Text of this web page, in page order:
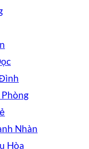
Phòng
Nhàn
Hòa